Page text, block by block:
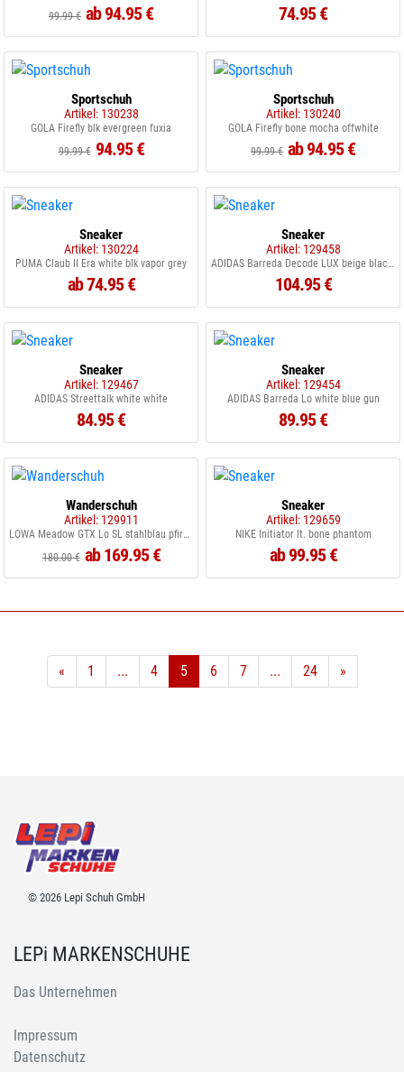
99.99 € ab 94.95 € 74.95 €
Sportschuh
Artikel: 130238
GOLA Firefly blk evergreen fuxia
99.99 € 94.95 €
Sportschuh
Artikel: 130240
GOLA Firefly bone mocha offwhite
99.99 € ab 94.95 €
Sneaker
Artikel: 130224
PUMA Claub II Era white blk vapor grey
ab 74.95 €
Sneaker
Artikel: 129458
ADIDAS Barreda Decode LUX beige black gun
104.95 €
Sneaker
Artikel: 129467
ADIDAS Streettalk white white
84.95 €
Sneaker
Artikel: 129454
ADIDAS Barreda Lo white blue gun
89.95 €
Wanderschuh
Artikel: 129911
LOWA Meadow GTX Lo SL stahlblau pfirsich
180.00 € ab 169.95 €
Sneaker
Artikel: 129659
NIKE Initiator lt. bone phantom
ab 99.95 €
« 1 ... 4 5 6 7 ... 24 »
© 2026 Lepi Schuh GmbH
LEPi MARKENSCHUHE
Das Unternehmen
Impressum
Datenschutz